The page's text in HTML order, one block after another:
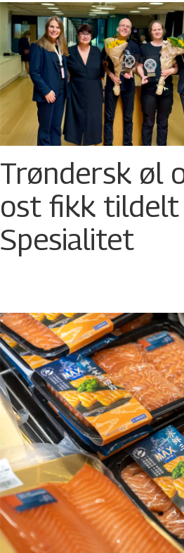
Trøndersk øl
ost fikk tildelt
Spesialitet